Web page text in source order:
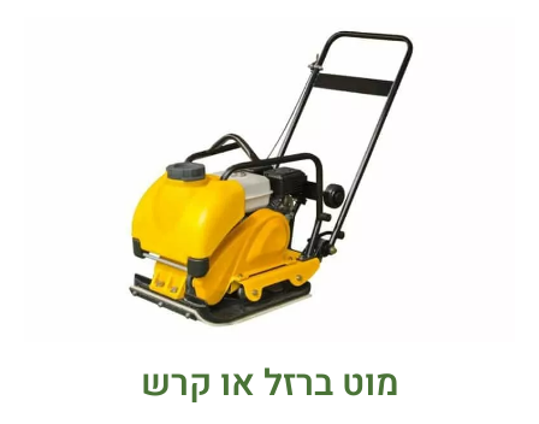
מוט ברזל או קרש